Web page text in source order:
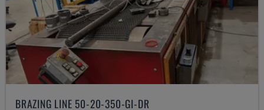
BRAZING LINE 50-20-350-GI-DR